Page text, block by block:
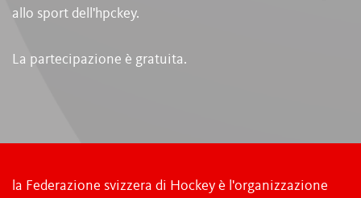
allo sport dell'hpckey.
La partecipazione è gratuita.
la Federazione svizzera di Hockey è l'organizzazione